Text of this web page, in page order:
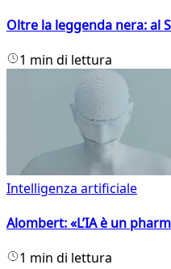
Oltre la leggenda nera: al
1 min di lettura
Intelligenza artificiale
Alombert: «L’IA è un
1 min di lettura